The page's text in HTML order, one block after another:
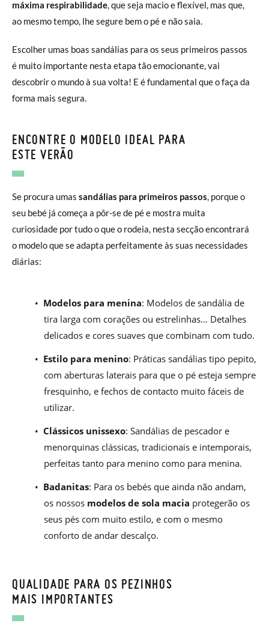
máxima respirabilidade, que seja macio e flexível, mas que,
ao mesmo tempo, lhe segure bem o pé e não saia.
Escolher umas boas sandálias para os seus primeiros passos
é muito importante nesta etapa tão emocionante, vai
descobrir o mundo à sua volta! E é fundamental que o faça da
forma mais segura.
ENCONTRE O MODELO IDEAL PARA
ESTE VERÃO
Se procura umas sandálias para primeiros passos, porque o
seu bebé já começa a pôr-se de pé e mostra muita
curiosidade por tudo o que o rodeia, nesta secção encontrará
o modelo que se adapta perfeitamente às suas necessidades
diárias:
• Modelos para menina: Modelos de sandália de
tira larga com corações ou estrelinhas… Detalhes
delicados e cores suaves que combinam com tudo.
• Estilo para menino: Práticas sandálias tipo pepito,
com aberturas laterais para que o pé esteja sempre
fresquinho, e fechos de contacto muito fáceis de
utilizar.
• Clássicos unissexo: Sandálias de pescador e
menorquinas clássicas, tradicionais e intemporais,
perfeitas tanto para menino como para menina.
• Badanitas: Para os bebés que ainda não andam,
os nossos modelos de sola macia protegerão os
seus pés com muito estilo, e com o mesmo
conforto de andar descalço.
QUALIDADE PARA OS PEZINHOS
MAIS IMPORTANTES